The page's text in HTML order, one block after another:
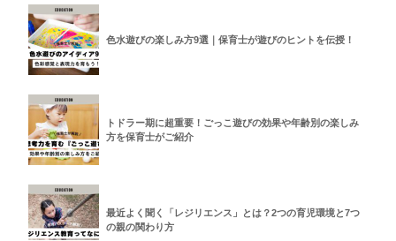
色水遊びの楽しみ方9選｜保育士が遊びのヒントを伝授！
トドラー期に超重要！ごっこ遊びの効果や年齢別の楽しみ
方を保育士がご紹介
最近よく聞く「レジリエンス」とは？2つの育児環境と7つ
の親の関わり方